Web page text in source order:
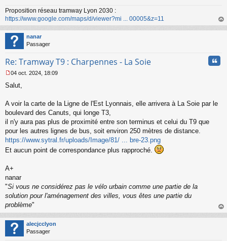
Proposition réseau tramway Lyon 2030 :
https://www.google.com/maps/d/viewer?mi ... 00005&z=11
au
nanar
Passager
Re: Tramway T9 : Charpennes - La Soie
e
s
g
e
n
o
n
l
04 oct. 2024, 18:09
Salut,
A voir la carte de la Ligne de l'Est Lyonnais, elle arrivera à La Soie par le
boulevard des Canuts, qui longe T3,
il n'y aura pas plus de proximité entre son terminus et celui du T9 que
pour les autres lignes de bus, soit environ 250 mètres de distance.
https://www.sytral.fr/uploads/Image/81/ ... bre-23.png
Et aucun point de correspondance plus rapproché.
A+
nanar
"Si vous ne considérez pas le vélo urbain comme une partie de la
solution pour l'aménagement des villes, vous êtes une partie du
problème"
au
alecjcclyon
Passager